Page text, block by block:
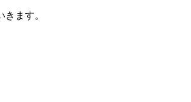
ます。